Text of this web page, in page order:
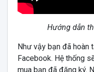
Hướng dẫn
Như vậy bạn đã hoàn
Facebook. Hệ thống
mua bạn đã đăng ký.